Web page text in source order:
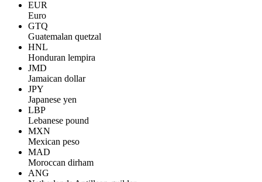
EUR
Euro
GTQ
Guatemalan quetzal
HNL
Honduran lempira
JMD
Jamaican dollar
JPY
Japanese yen
LBP
Lebanese pound
MXN
Mexican peso
MAD
Moroccan dirham
ANG